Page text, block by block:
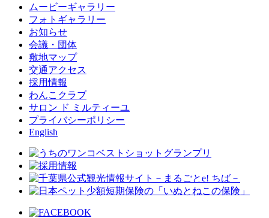
ムービーギャラリー
フォトギャラリー
お知らせ
会議・団体
敷地マップ
交通アクセス
採用情報
わんこクラブ
サロン ド ミルティーユ
プライバシーポリシー
English